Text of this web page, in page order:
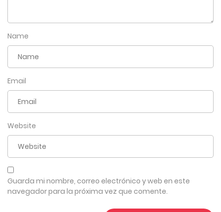
Name
Email
Website
Guarda mi nombre, correo electrónico y web en este
navegador para la próxima vez que comente.